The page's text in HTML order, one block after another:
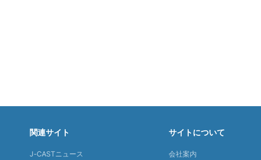
関連サイト
J-CASTニュース
サイトについて
会社案内